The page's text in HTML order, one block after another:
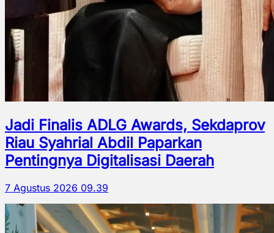
Jadi Finalis ADLG Awards, Sekdaprov
Riau Syahrial Abdil Paparkan
Pentingnya Digitalisasi Daerah
7 Agustus 2026 09.39